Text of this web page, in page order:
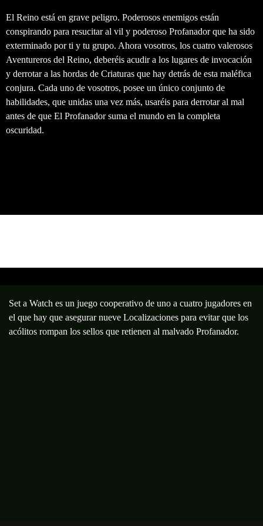
El Reino está en grave peligro. Poderosos enemigos están
conspirando para resucitar al vil y poderoso Profanador que ha sido
exterminado por ti y tu grupo. Ahora vosotros, los cuatro valerosos
Aventureros del Reino, deberéis acudir a los lugares de invocación
y derrotar a las hordas de Criaturas que hay detrás de esta maléfica
conjura. Cada uno de vosotros, posee un único conjunto de
habilidades, que unidas una vez más, usaréis para derrotar al mal
antes de que El Profanador suma el mundo en la completa
oscuridad.
Set a Watch es un juego cooperativo de uno a cuatro jugadores en
el que hay que asegurar nueve Localizaciones para evitar que los
acólitos rompan los sellos que retienen al malvado Profanador.